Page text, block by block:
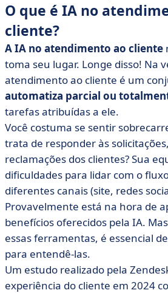
O que é IA no
cliente?
A IA no atendimento ao cliente
toma seu lugar. Longe disso! Na
atendimento ao cliente é um
automatiza parcial ou
tarefas atribuídas a ele.
Você costuma se sentir
trata de responder às
reclamações dos clientes? Sua
dificuldades para lidar com o
diferentes canais (site, redes
Provavelmente está na hora de
benefícios oferecidos pela IA.
essas ferramentas, é essencial
para entendê-las.
Um estudo realizado pela
experiência do cliente em 2024